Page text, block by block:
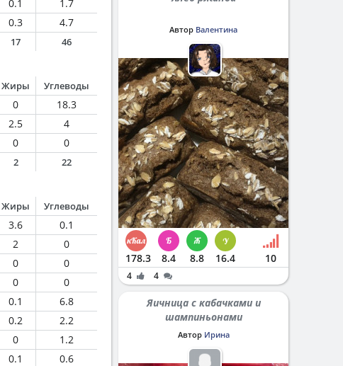
0.1
1.7
0.3
4.7
17 46
Жиры Углеводы
0
18.3
2.5
4
0
0
2 22
Жиры Углеводы
3.6
0.1
2
0
0
0
0
0
0.1
6.8
0.2
2.2
0
1.2
0.1
0.6
Автор Валентина
178.3 8.4 8.8 16.4 10
4 4
Яичница с кабачками и
шампиньонами
Автор Ирина